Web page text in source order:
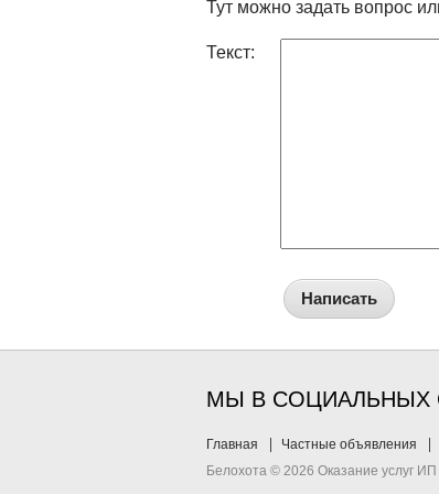
Тут можно задать вопрос
Текст:
Написать
МЫ В СОЦИАЛЬНЫХ
Главная Частные объявления
Белохота © 2026 Оказание услуг